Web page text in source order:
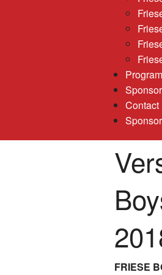
Contact
FRIESE